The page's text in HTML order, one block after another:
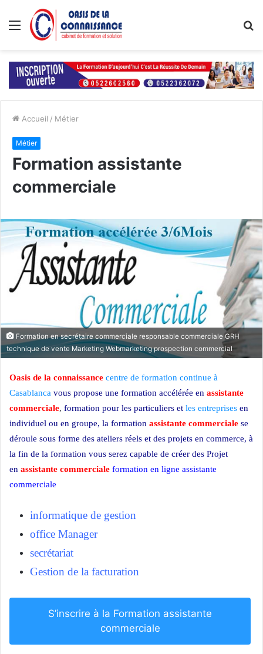
Menu
Accueil / Métier
Métier
Formation assistante
commerciale
Formation en secrétaire commerciale responsable commerciale GRH
technique de vente Marketing Webmarketing prospection commercial
Oasis de la connaissance centre de formation continue à
Casablanca vous propose une formation accélérée en assistante
commerciale, formation pour les particuliers et les entreprises en
individuel ou en groupe, la formation assistante commerciale se
déroule sous forme des ateliers réels et des projets en commerce, à
la fin de la formation vous serez capable de créer des Projet
en assistante commerciale formation en ligne assistante
commerciale
informatique de gestion
office Manager
secrétariat
Gestion de la facturation
S’inscrire à la Formation assistante
commerciale